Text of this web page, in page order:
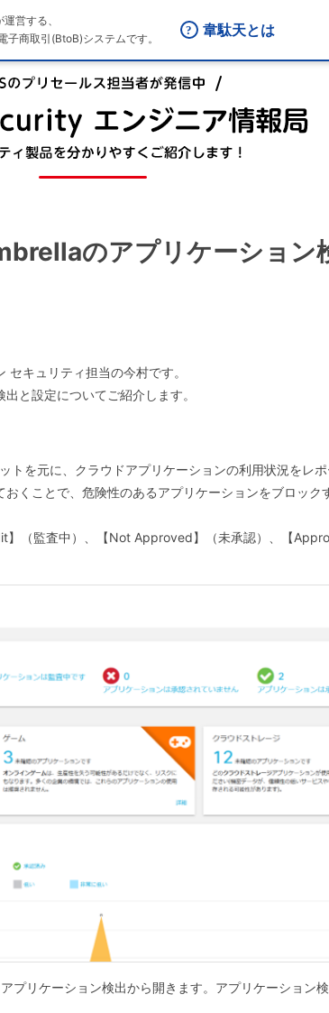
営する、
商取引(BtoB)システムです。
韋駄天とは
のアプリケーション
キュリティ担当の今村です。
と設定についてご紹介します。
トを元に、クラウドアプリケーションの利用状況をレ
くことで、危険性のあるアプリケーションをブロック
（監査中）、【Not Approved】（未承認）、【
プリケーション検出から開きます。アプリケーション